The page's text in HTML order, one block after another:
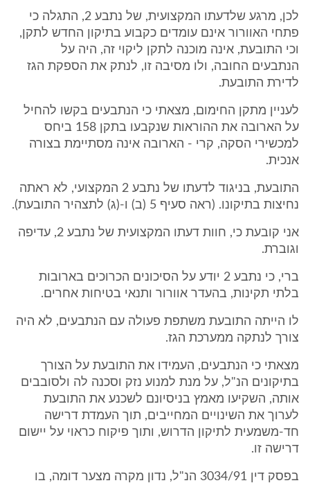
לכן, מרגע שלדעתו המקצועית, של נתבע 2, התגלה כי
פתחי האוורור אינם עומדים כקבוע בתיקון החדש לתקן,
וכי התובעת, אינה מוכנה לתקן ליקוי זה, היה על
הנתבעים החובה, ולו מסיבה זו, לנתק את הספקת הגז
לדירת התובעת.
לעניין מתקן החימום, מצאתי כי הנתבעים בקשו להחיל
על הארובה את ההוראות שנקבעו בתקן 158 ביחס
למכשירי הסקה, קרי - הארובה אינה מסתיימת בצורה
אנכית.
התובעת, בניגוד לדעתו של נתבע 2 המקצועי, לא ראתה
נחיצות בתיקונו. (ראה סעיף 5 (ב) ו-(ג) לתצהיר התובעת).
אני קובעת כי, חוות דעתו המקצועית של נתבע 2, עדיפה
וגוברת.
ברי, כי נתבע 2 יודע על הסיכונים הכרוכים בארובות
בלתי תקינות, בהעדר אוורור ותנאי בטיחות אחרים.
לו הייתה התובעת משתפת פעולה עם הנתבעים, לא היה
צורך לנתקה ממערכת הגז.
מצאתי כי הנתבעים, העמידו את התובעת על הצורך
בתיקונים הנ"ל, על מנת למנוע נזק וסכנה לה ולסובבים
אותה, השקיעו מאמץ בניסיונם לשכנע את התובעת
לערוך את השינויים המחייבים, תוך העמדת דרישה
חד-משמעית לתיקון הדרוש, ותוך פיקוח כראוי על יישום
דרישה זו.
בפסק דין 3034/91 הנ"ל, נדון מקרה מצער דומה, בו